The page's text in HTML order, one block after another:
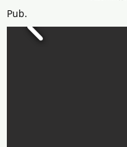
Pub.